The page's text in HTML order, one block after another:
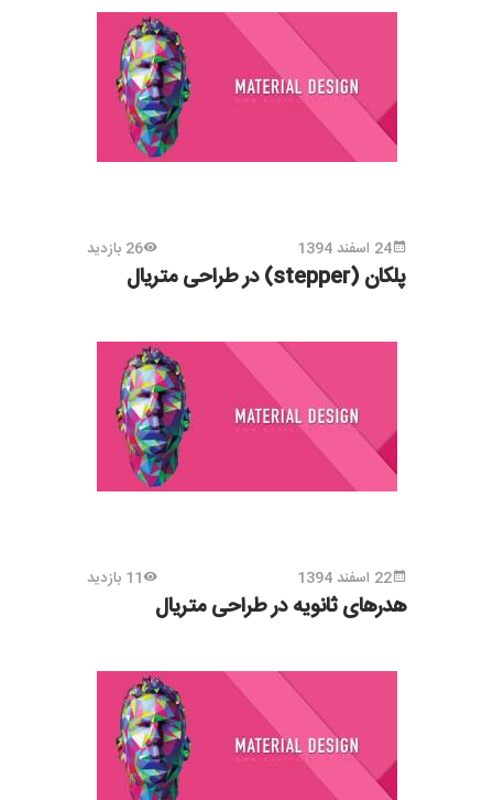
24 اسفند 1394 26 بازدید
پلکان (stepper) در طراحی متریال
22 اسفند 1394 11 بازدید
هدرهای ثانویه در طراحی متریال